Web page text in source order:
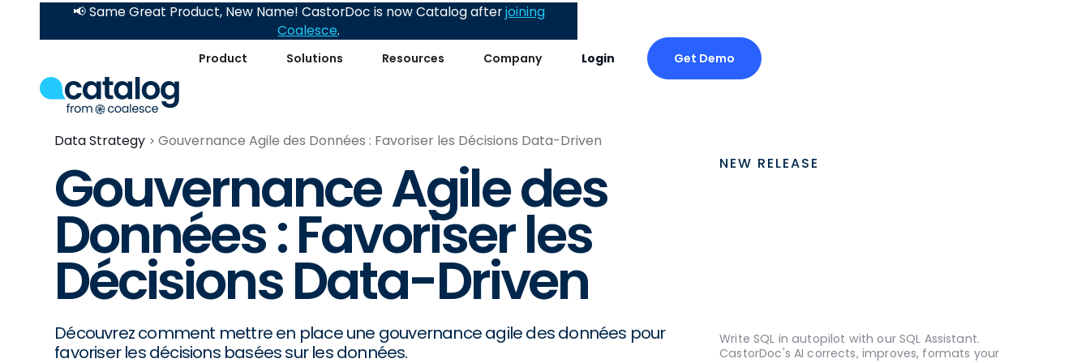
Product Solutions Resources Company Login Get Demo
📢 Same Great Product, New Name! CastorDoc is now Catalog afterjoining
Coalesce.
Data Strategy Gouvernance Agile des Données : Favoriser les Décisions Data-Driven
Gouvernance Agile des
Données : Favoriser les
Décisions Data-Driven
Découvrez comment mettre en place une gouvernance agile des données pour
favoriser les décisions basées sur les données.
NEW RELEASE
Write SQL in autopilot with our SQL Assistant.
CastorDoc's AI corrects, improves, formats your